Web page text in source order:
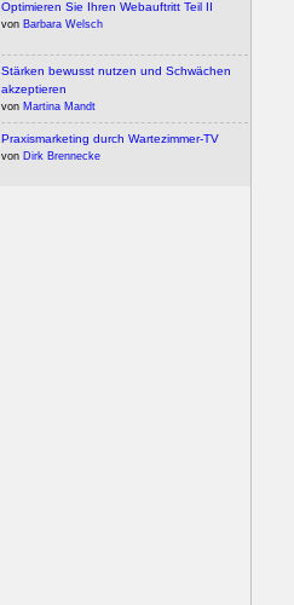
Optimieren Sie Ihren Webauftritt Teil II
von Barbara Welsch
Stärken bewusst nutzen und Schwächen
akzeptieren
von Martina Mandt
Praxismarketing durch Wartezimmer-TV
von Dirk Brennecke